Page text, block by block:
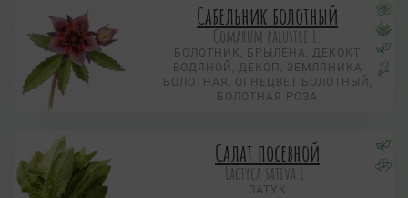
Сабельник болотный
Comarum palustre L.
БОЛОТНИК, БРЫЛЕНА, ДЕКОКТ
ВОДЯНОЙ, ДЕКОП, ЗЕМЛЯНИКА
БОЛОТНАЯ, ОГНЕЦВЕТ БОЛОТНЫЙ,
БОЛОТНАЯ РОЗА
Салат посевной
Lactyca sativa L.
ЛАТУК